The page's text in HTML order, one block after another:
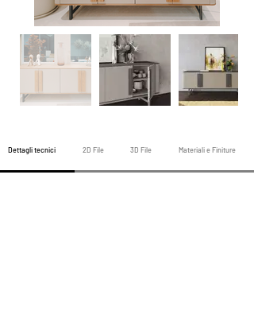
Dettagli tecnici 2D File 3D File Materiali e Finiture